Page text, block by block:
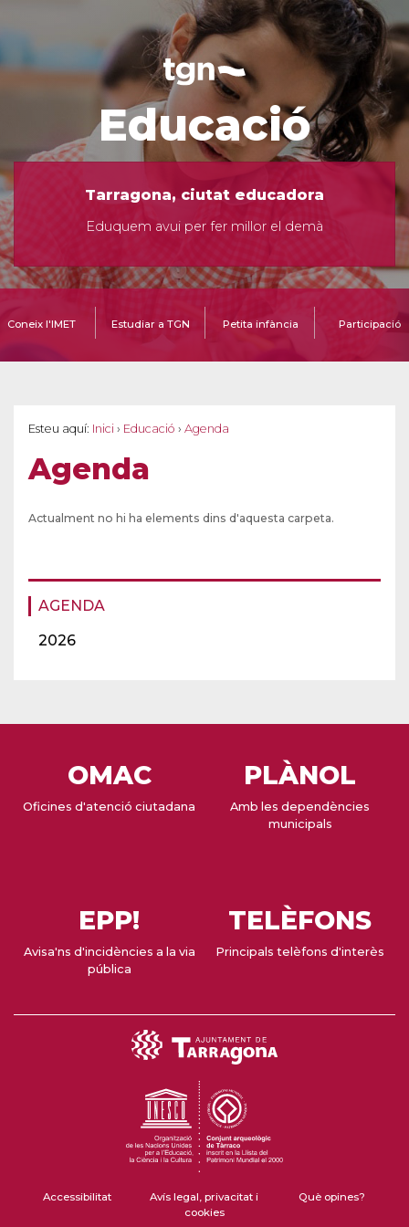
Educació
Tarragona, ciutat educadora
Eduquem avui per fer millor el demà
Coneix l'IMET Estudiar a TGN Petita infància Participació
Esteu aquí: Inici › Educació › Agenda
Agenda
AGENDA
2026
Actualment no hi ha elements dins d'aquesta carpeta.
OMAC
Oficines d'atenció ciutadana
PLÀNOL
Amb les dependències
municipals
EPP!
Avisa'ns d'incidències a la via
pública
TELÈFONS
Principals telèfons d'interès
Accessibilitat
Avís legal, privacitat i
cookies
Què opines?